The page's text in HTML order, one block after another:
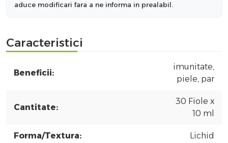
aduce modificari fara a ne informa in prealabil.
Caracteristici
Beneficii:
imunitate,
piele, par
Cantitate:
30 Fiole x
10 ml
Forma/Textura: Lichid